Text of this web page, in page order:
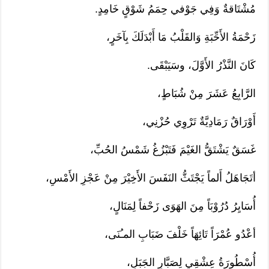
مُشْتَاقةٌ وَفِي جَوْفي حِمَمُ شَوْقٍ خَامِدٍ.
زَحْمَةُ الأَحِّبَةِ وَالقَلْبُ مَا أَبْدَلَكَ بِآخَرٍ،
كَانَ النَّذْرُ الأَوَّلَ، وسَيَبْقَى.
الرَّابِعُ عَشَرَ مِنْ شُبَاطٍ،
أَوْرَاقٌ رَمَادِيَّةٌ تَرْوِي حُزْنِي،
غَسَقٌ يَشْتَقُّ الغَيْمَ فَتَبْزُغُ شَمْسُ الحُبِّ،
أتَجَاهَلُ أَلماً يَجْتَثُّ النَفَسَ الأَخِيْرَ مِنْ عَجْزِ الأَمْسِ،
أُسَايِرُ دُرُوْبَاً مِنَ الهَوَى زَحْفاً لِمَنَالٍ،
أعْدُو عُمْرَاً تَائِهَاً خَلْفَ ضَبَابِ المـُنَى،
أُسْطُورَةُ عِشْقِي لِصَبَّارِ الجَبَلِ،